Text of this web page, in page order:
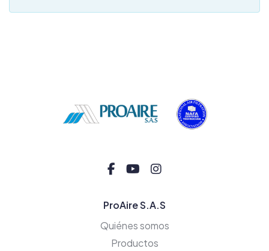
ProAire S.A.S
Quiénes somos
Productos